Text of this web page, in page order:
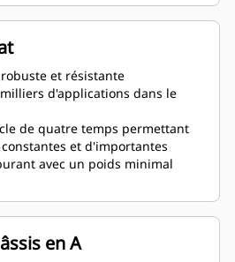
et résistante
d'applications dans le
de quatre temps permettant
et d'importantes
avec un poids minimal
en A